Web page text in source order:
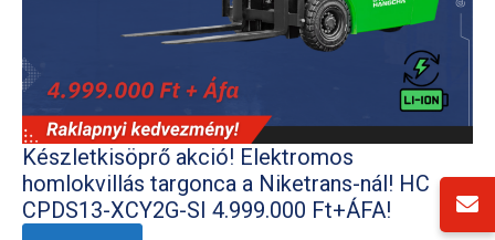
Készletkisöprő akció! Elektromos
homlokvillás targonca a Niketrans-nál! HC
CPDS13-XCY2G-SI 4.999.000 Ft+ÁFA!